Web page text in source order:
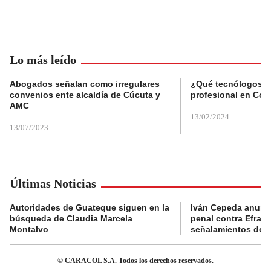
Lo más leído
Abogados señalan como irregulares
convenios ente alcaldía de Cúcuta y
AMC
13/07/2023
¿Qué tecnólogos
profesional en
13/02/2024
Últimas Noticias
Autoridades de Guateque siguen en la
búsqueda de Claudia Marcela
Montalvo
Iván Cepeda
penal contra
señalamientos de
© CARACOL S.A. Todos los derechos reservados.